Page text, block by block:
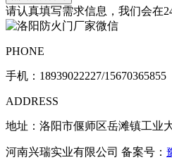
请认真填写需求信息，我们会在
PHONE
手机： 18939022227/15670365855
ADDRESS
地址：洛阳市偃师区岳滩镇工业
河南兴瑞实业有限公司 备案号：